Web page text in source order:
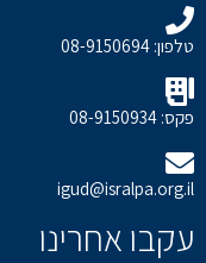
טלפון: 08-9150694
פקס: 08-9150934
igud@isralpa.org.il
עקבו אחרינו